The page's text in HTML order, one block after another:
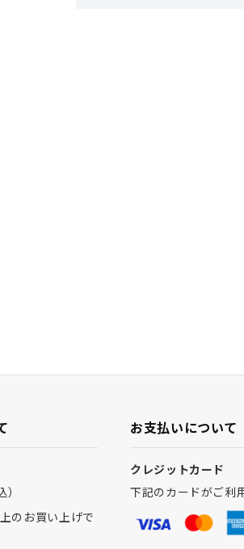
のお買い上げで
お支払いについて
クレジットカード
下記のカードがご利